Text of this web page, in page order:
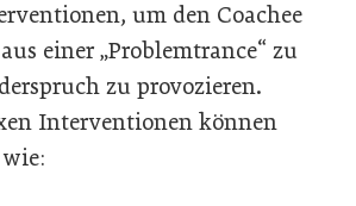
um den Coachee
einer „Problemtrance“ zu
zu provozieren.
Interventionen können